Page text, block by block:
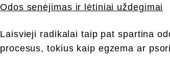
Odos senėjimas ir lėtiniai uždegimai
Laisvieji radikalai taip pat spartina
procesus, tokius kaip egzema ar